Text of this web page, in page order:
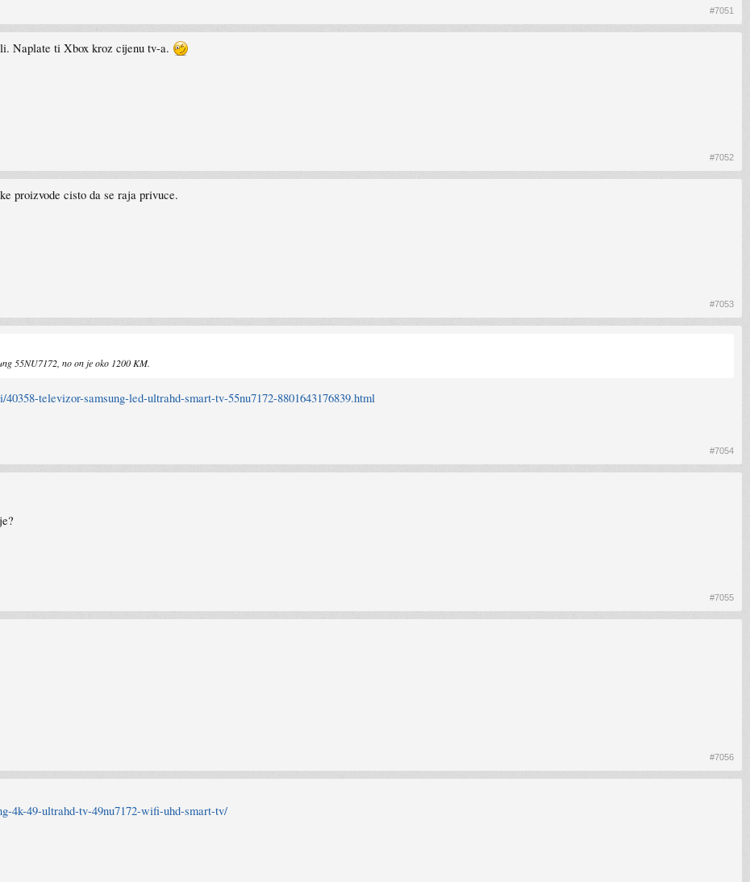
#7051
Naplate ti Xbox kroz cijenu tv-a.
#7052
proizvode cisto da se raja privuce.
#7053
55NU7172, no on je oko 1200 KM.
televizor-samsung-led-ultrahd-smart-tv-55nu7172-8801643176839.html
#7054
#7055
#7056
4k-49-ultrahd-tv-49nu7172-wifi-uhd-smart-tv/